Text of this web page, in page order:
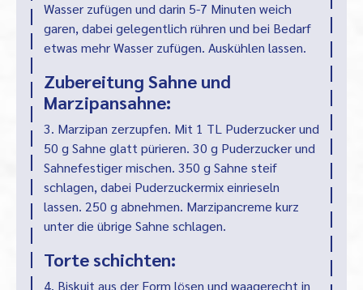
Wasser zufügen und darin 5-7 Minuten weich
garen, dabei gelegentlich rühren und bei Bedarf
etwas mehr Wasser zufügen. Auskühlen lassen.
Zubereitung Sahne und
Marzipansahne:
3. Marzipan zerzupfen. Mit 1 TL Puderzucker und
50 g Sahne glatt pürieren. 30 g Puderzucker und
Sahnefestiger mischen. 350 g Sahne steif
schlagen, dabei Puderzuckermix einrieseln
lassen. 250 g abnehmen. Marzipancreme kurz
unter die übrige Sahne schlagen.
Torte schichten:
4. Biskuit aus der Form lösen und waagerecht in